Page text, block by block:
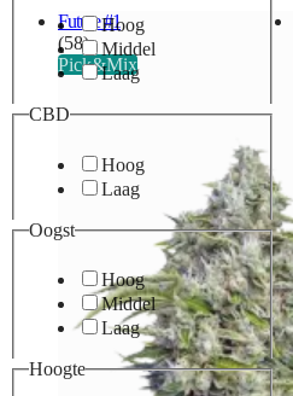
Hoog
Middel
Laag
CBD
Hoog
Laag
Oogst
Hoog
Middel
Laag
Hoogte
Future #1
(58)
Pick&Mix